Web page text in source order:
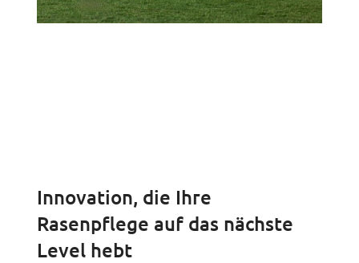
Innovation, die Ihre
Rasenpflege auf das nächste
Level hebt